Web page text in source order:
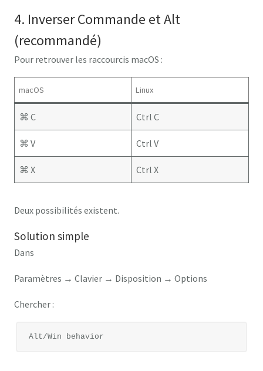
4. Inverser Commande et Alt
(recommandé)
Pour retrouver les raccourcis macOS :
macOS Linux
⌘ C Ctrl C
⌘ V Ctrl V
⌘ X Ctrl X
Deux possibilités existent.
Solution simple
Dans
Paramètres → Clavier → Disposition → Options
Chercher :